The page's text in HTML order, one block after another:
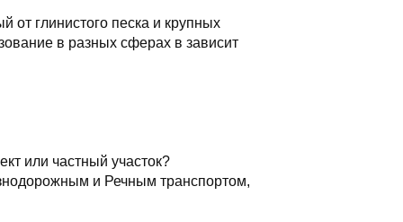
от глинистого песка и крупных
в разных сферах в зависит
или частный участок?
и Речным транспортом,